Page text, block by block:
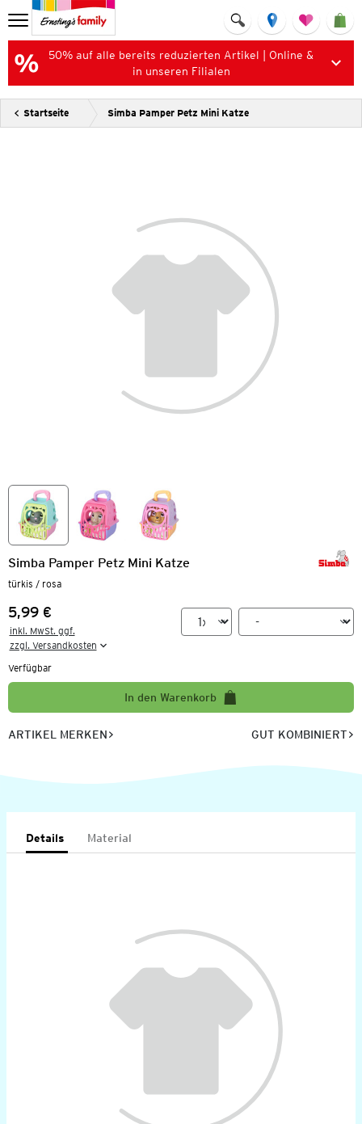
50% auf alle bereits reduzierten Artikel | Online &
in unseren Filialen
Startseite Simba Pamper Petz Mini Katze
Simba Pamper Petz Mini Katze
türkis / rosa
Preis:
5,99 €
inkl. MwSt. ggf.
zzgl. Versandkosten
Verfügbar
In den Warenkorb
ARTIKEL MERKEN GUT KOMBINIERT
Details Material